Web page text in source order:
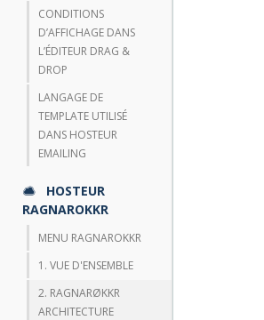
CONDITIONS
D’AFFICHAGE DANS
L’ÉDITEUR DRAG &
DROP
LANGAGE DE
TEMPLATE UTILISÉ
DANS HOSTEUR
EMAILING
HOSTEUR
RAGNAROKKR
MENU RAGNAROKKR
1. VUE D'ENSEMBLE
2. RAGNARØKKR
ARCHITECTURE